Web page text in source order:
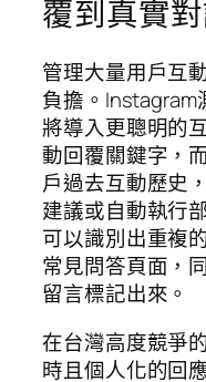
覆到真實
管理大量用戶互
負擔。
將導入更聰明的
動回覆關鍵字，
戶過去互動歷史
建議或自動執行
可以識別出重複
常見問答頁面，
留言標記出來。
在台灣高度競爭
時且個人化的回